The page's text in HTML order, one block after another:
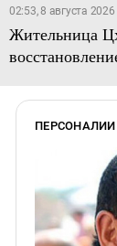
02:53, 8 августа 2026
Жительница
ПЕРСОНАЛИИ